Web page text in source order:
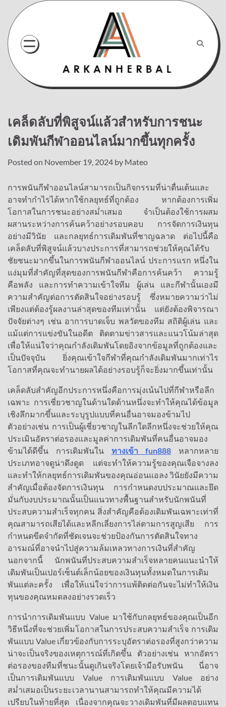
content
เคล็ดลับที่พิสูจน์แล้วสำหรับการชนะ
เดิมพันกีฬาออนไลน์มากขึ้นทุกครั้ง
Posted on November 19, 2024 by Mateo
การพนันกีฬาออนไลน์สามารถเป็นกิจกรรมที่น่าตื่นเต้นและ
อาจทำกำไรได้หากใช้กลยุทธ์ที่ถูกต้อง หากต้องการเพิ่ม
โอกาสในการชนะอย่างสม่ำเสมอ จำเป็นต้องใช้การผสม
ผสานระหว่างการค้นคว้าอย่างรอบคอบ การจัดการเงินทุน
อย่างมีวินัย และกลยุทธ์การเดิมพันที่ชาญฉลาด ต่อไปนี้คือ
เคล็ดลับที่พิสูจน์แล้วบางประการที่สามารถช่วยให้คุณได้รับ
ชัยชนะมากขึ้นในการพนันกีฬาออนไลน์ ประการแรก หนึ่งใน
แง่มุมที่สำคัญที่สุดของการพนันกีฬาคือการค้นคว้า ความรู้
คือพลัง และการทำความเข้าใจทีม ผู้เล่น และกีฬานั้นเองมี
ความสำคัญต่อการตัดสินใจอย่างรอบรู้ ซึ่งหมายความว่าไม่
เพียงแต่ต้องรู้ผลงานล่าสุดของทีมเท่านั้น แต่ยังต้องพิจารณา
ปัจจัยต่างๆ เช่น อาการบาดเจ็บ พลวัตของทีม สถิติผู้เล่น และ
แม้แต่การแข่งขันในอดีต ติดตามข่าวสารและแนวโน้มล่าสุด
เพื่อให้แน่ใจว่าคุณกำลังเดิมพันโดยอิงจากข้อมูลที่ถูกต้องและ
เป็นปัจจุบัน ยิ่งคุณเข้าใจกีฬาที่คุณกำลังเดิมพันมากเท่าไร
โอกาสที่คุณจะทำนายผลได้อย่างรอบรู้ก็จะยิ่งมากขึ้นเท่านั้น
เคล็ดลับสำคัญอีกประการหนึ่งคือการมุ่งเน้นไปที่กีฬาหรือลีก
เฉพาะ การเชี่ยวชาญในด้านใดด้านหนึ่งจะทำให้คุณได้ข้อมูล
เชิงลึกมากขึ้นและระบุรูปแบบที่คนอื่นอาจมองข้ามไป
ตัวอย่างเช่น การเป็นผู้เชี่ยวชาญในลีกใดลีกหนึ่งจะช่วยให้คุณ
ประเมินอัตราต่อรองและมูลค่าการเดิมพันที่คนอื่นอาจมอง
ข้ามได้ดีขึ้น การเดิมพันใน ทางเข้า fun888
หลากหลาย
ประเภทอาจดูน่าดึงดูด แต่จะทำให้ความรู้ของคุณเจือจางลง
และทำให้กลยุทธ์การเดิมพันของคุณอ่อนแอลง วินัยยังมีความ
สำคัญเมื่อต้องจัดการเงินทุน การกำหนดงบประมาณและยึด
มั่นกับงบประมาณนั้นเป็นแนวทางพื้นฐานสำหรับนักพนันที่
ประสบความสำเร็จทุกคน สิ่งสำคัญคือต้องเดิมพันเฉพาะเท่าที่
คุณสามารถเสียได้และหลีกเลี่ยงการไล่ตามการสูญเสีย การ
กำหนดขีดจำกัดที่ชัดเจนจะช่วยป้องกันการตัดสินใจทาง
อารมณ์ที่อาจนำไปสู่ความล้มเหลวทางการเงินที่สำคัญ
นอกจากนี้ นักพนันที่ประสบความสำเร็จหลายคนแนะนำให้
เดิมพันเป็นเปอร์เซ็นต์เล็กน้อยของเงินทุนทั้งหมดในการเดิม
พันแต่ละครั้ง เพื่อให้แน่ใจว่าการแพ้ติดต่อกันจะไม่ทำให้เงิน
ทุนของคุณหมดลงอย่างรวดเร็ว
การนำการเดิมพันแบบ Value มาใช้กับกลยุทธ์ของคุณเป็นอีก
วิธีหนึ่งที่จะช่วยเพิ่มโอกาสในการประสบความสำเร็จ การเดิม
พันแบบ Value เกี่ยวข้องกับการระบุอัตราต่อรองที่สูงกว่าความ
น่าจะเป็นจริงของเหตุการณ์ที่เกิดขึ้น ตัวอย่างเช่น หากอัตรา
ต่อรองของทีมที่ชนะนั้นดูเกินจริงโดยเจ้ามือรับพนัน นี่อาจ
เป็นการเดิมพันแบบ Value การเดิมพันแบบ Value อย่าง
สม่ำเสมอเป็นระยะเวลานานสามารถทำให้คุณมีความได้
เปรียบในท้ายที่สุด เนื่องจากคุณจะวางเดิมพันที่มีผลตอบแทน